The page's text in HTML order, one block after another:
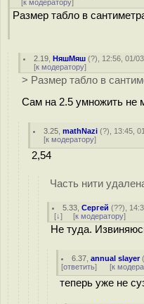
[к модератору]
Размер табло в
2.19 ,НяшМяш (?), 12:56, 01/
[к модератору]
> Размер табло в
Сам на 2.5 умножить не
3.25 ,mathNazi (?), 13:45,
[к модератору]
2,54
Часть нити
5.33 ,Сергей (??),
[↓] [к модератору]
Не туда.
6.37 ,annual slayer
[ответить] [к
теперь уже не